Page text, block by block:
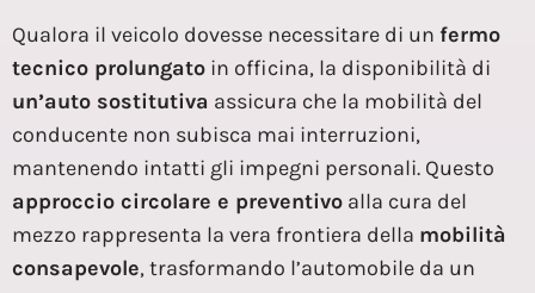
Qualora il veicolo dovesse necessitare di un fermo
tecnico prolungato in officina, la disponibilità di
un’auto sostitutiva assicura che la mobilità del
conducente non subisca mai interruzioni,
mantenendo intatti gli impegni personali. Questo
approccio circolare e preventivo alla cura del
mezzo rappresenta la vera frontiera della mobilità
consapevole, trasformando l’automobile da un